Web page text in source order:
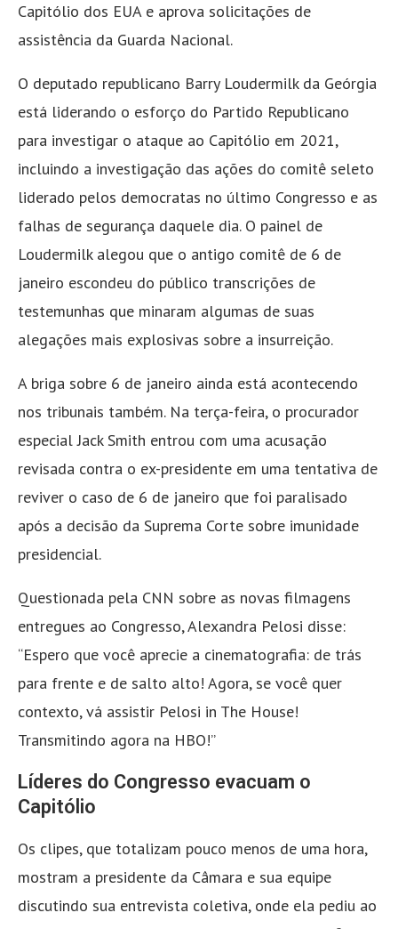
Capitólio dos EUA e aprova solicitações de
assistência da Guarda Nacional.
O deputado republicano Barry Loudermilk da Geórgia
está liderando o esforço do Partido Republicano
para investigar o ataque ao Capitólio em 2021,
incluindo a investigação das ações do comitê seleto
liderado pelos democratas no último Congresso e as
falhas de segurança daquele dia. O painel de
Loudermilk alegou que o antigo comitê de 6 de
janeiro escondeu do público transcrições de
testemunhas que minaram algumas de suas
alegações mais explosivas sobre a insurreição.
A briga sobre 6 de janeiro ainda está acontecendo
nos tribunais também. Na terça-feira, o procurador
especial Jack Smith entrou com uma acusação
revisada contra o ex-presidente em uma tentativa de
reviver o caso de 6 de janeiro que foi paralisado
após a decisão da Suprema Corte sobre imunidade
presidencial.
Questionada pela CNN sobre as novas filmagens
entregues ao Congresso, Alexandra Pelosi disse:
“Espero que você aprecie a cinematografia: de trás
para frente e de salto alto! Agora, se você quer
contexto, vá assistir Pelosi in The House!
Transmitindo agora na HBO!”
Líderes do Congresso evacuam o
Capitólio
Os clipes, que totalizam pouco menos de uma hora,
mostram a presidente da Câmara e sua equipe
discutindo sua entrevista coletiva, onde ela pediu ao